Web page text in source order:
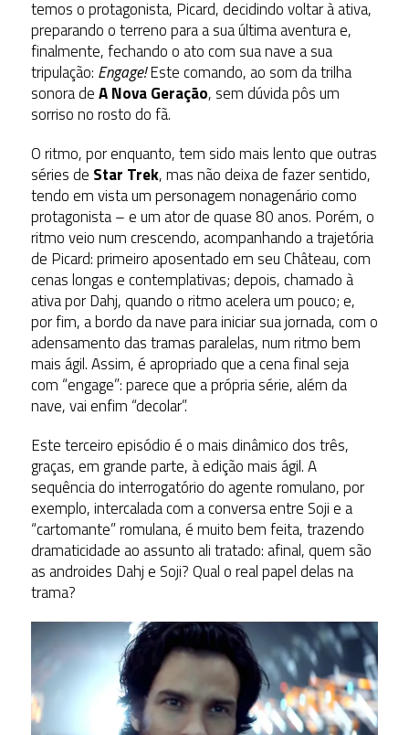
temos o protagonista, Picard, decidindo voltar à ativa,
preparando o terreno para a sua última aventura e,
finalmente, fechando o ato com sua nave a sua
tripulação: Engage!Este comando, ao som da trilha
sonora deA Nova Geração, sem dúvida pôs um
sorriso no rosto do fã.
O ritmo, por enquanto, tem sido mais lento que outras
séries de Star Trek, mas não deixa de fazer sentido,
tendo em vista um personagem nonagenário como
protagonista – e um ator de quase 80 anos. Porém, o
ritmo veio num crescendo, acompanhando a trajetória
de Picard: primeiro aposentado em seu Château, com
cenas longas e contemplativas; depois, chamado à
ativa por Dahj, quando o ritmo acelera um pouco; e,
por fim, a bordo da nave para iniciar sua jornada, com o
adensamento das tramas paralelas, num ritmo bem
mais ágil. Assim, é apropriado que a cena final seja
com “engage”: parece que a própria série, além da
nave, vai enfim “decolar”.
Este terceiro episódio é o mais dinâmico dos três,
graças, em grande parte, à edição mais ágil. A
sequência do interrogatório do agente romulano, por
exemplo, intercalada com a conversa entre Soji e a
“cartomante” romulana, é muito bem feita, trazendo
dramaticidade ao assunto ali tratado: afinal, quem são
as androides Dahj e Soji? Qual o real papel delas na
trama?